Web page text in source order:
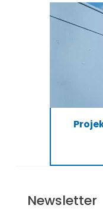
Newsletter